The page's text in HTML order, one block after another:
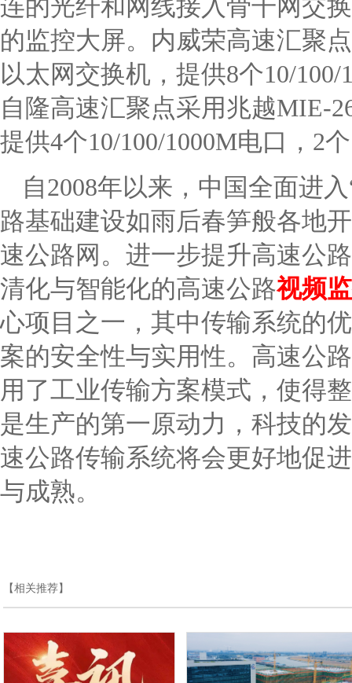
连的光纤和网线接入骨干网交
的监控大屏。内威荣高速汇聚
以太网交换机，提供8个10/
自隆高速汇聚点采用兆越MIE-
提供4个10/100/1000M电口，2
自2008年以来，中国全面进
路基础建设如雨后春笋般各地
速公路网。进一步提升高速公
清化与智能化的高速公路视频
心项目之一，其中传输系统的
案的安全性与实用性。高速公
用了工业传输方案模式，使得
是生产的第一原动力，科技的
速公路传输系统将会更好地促
与成熟。
【相关推荐】